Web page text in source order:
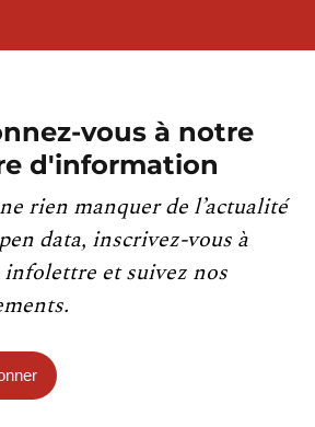
vous à notre
d'information
rien manquer de l’actualité
data, inscrivez-vous à
et suivez nos